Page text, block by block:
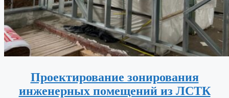
Проектирование зонирования
инженерных помещений из ЛСТК